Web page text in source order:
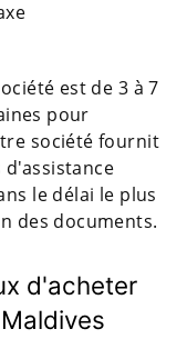
est de 3 à 7
pour
société fournit
d'assistance
le délai le plus
des documents.
d'acheter